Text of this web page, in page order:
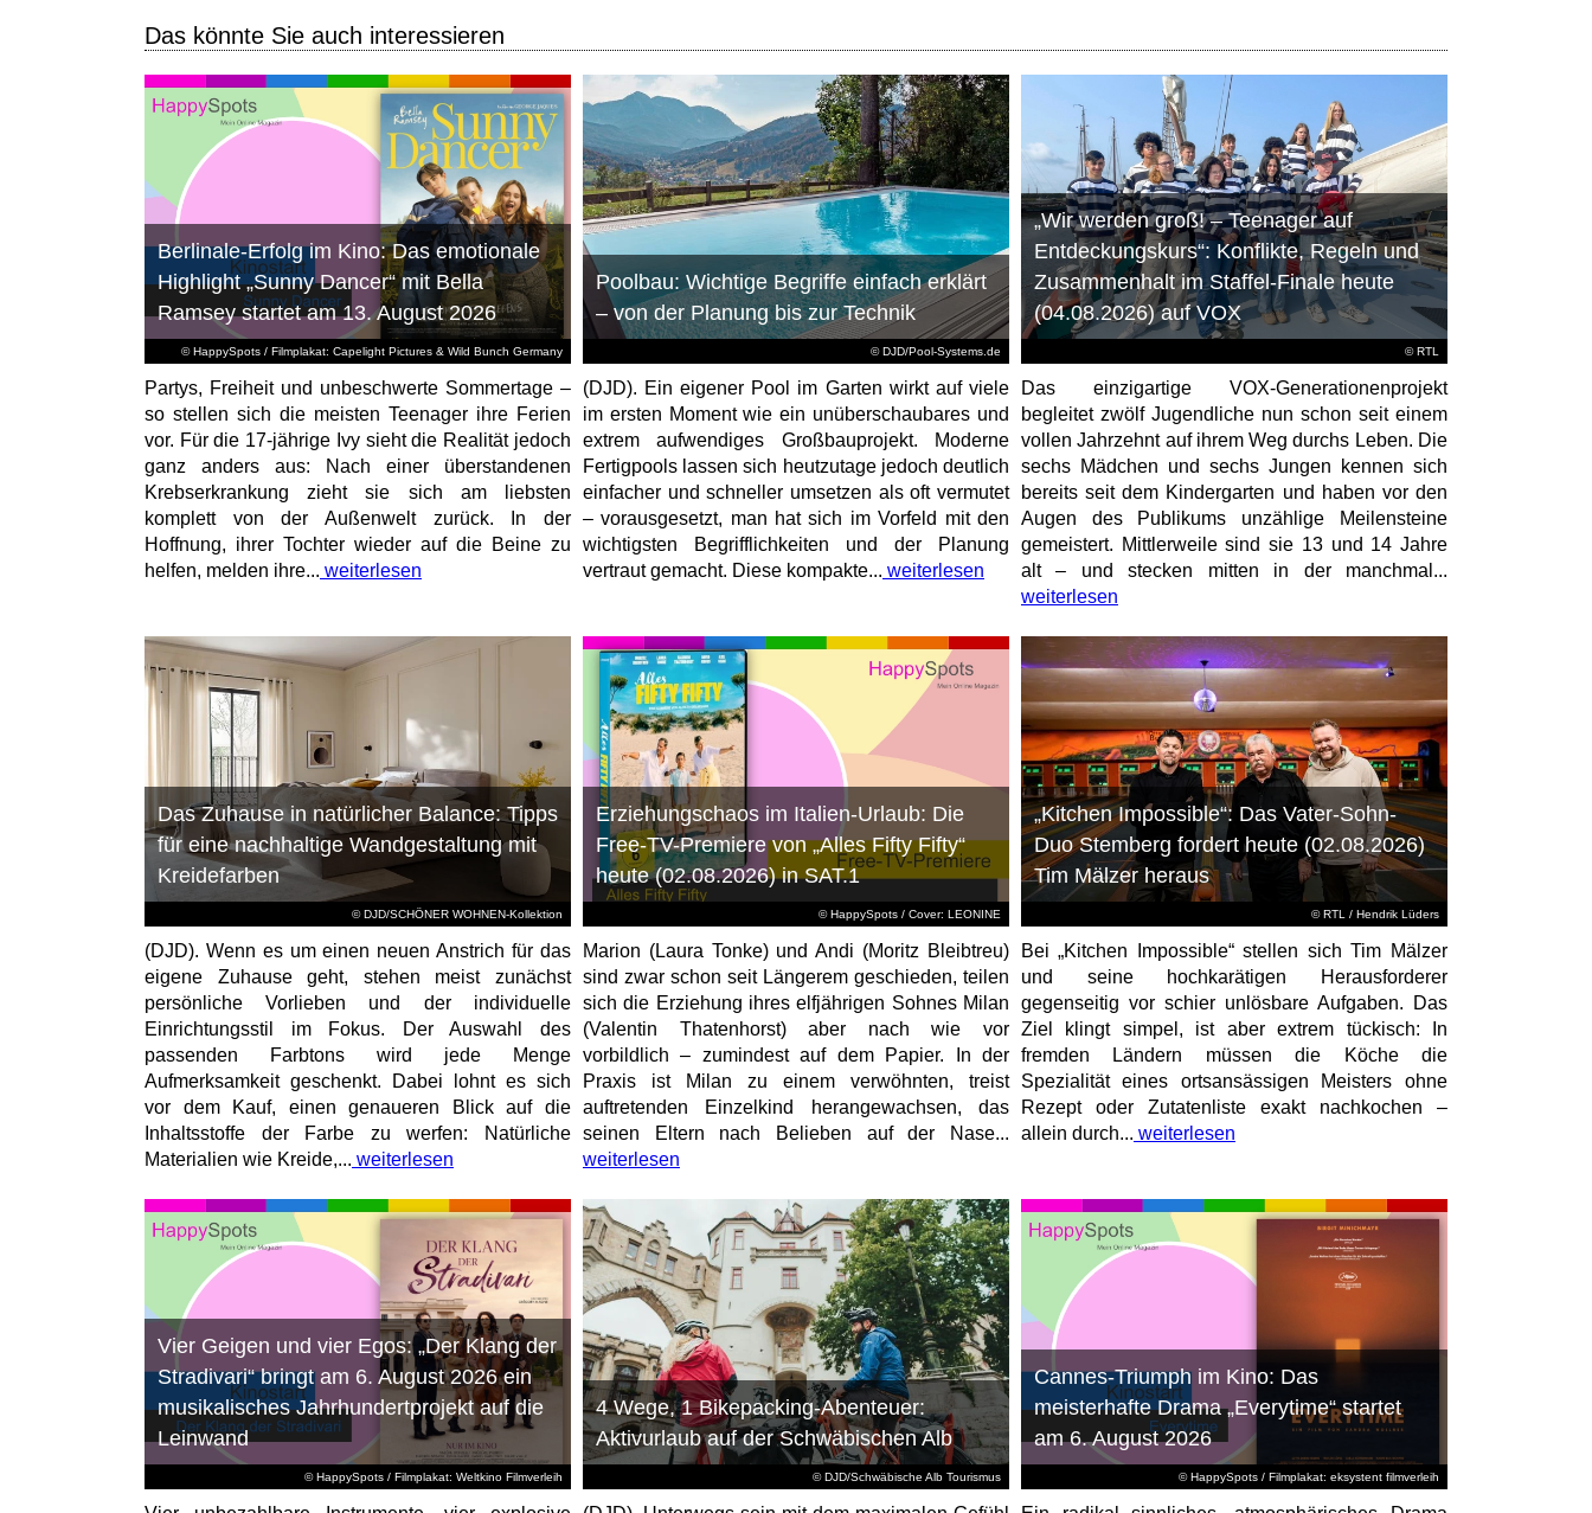
Das könnte Sie auch interessieren
© HappySpots / Filmplakat: Capelight Pictures & Wild Bunch Germany
Berlinale-Erfolg im Kino: Das emotionale
Highlight „Sunny Dancer“ mit Bella
Ramsey startet am 13. August 2026
Partys, Freiheit und unbeschwerte Sommertage –
so stellen sich die meisten Teenager ihre Ferien
vor. Für die 17-jährige Ivy sieht die Realität jedoch
ganz anders aus: Nach einer überstandenen
Krebserkrankung zieht sie sich am liebsten
komplett von der Außenwelt zurück. In der
Hoffnung, ihrer Tochter wieder auf die Beine zu
helfen, melden ihre... weiterlesen
© DJD/Pool-Systems.de
Poolbau: Wichtige Begriffe einfach erklärt
– von der Planung bis zur Technik
(DJD). Ein eigener Pool im Garten wirkt auf viele
im ersten Moment wie ein unüberschaubares und
extrem aufwendiges Großbauprojekt. Moderne
Fertigpools lassen sich heutzutage jedoch deutlich
einfacher und schneller umsetzen als oft vermutet
– vorausgesetzt, man hat sich im Vorfeld mit den
wichtigsten Begrifflichkeiten und der Planung
vertraut gemacht. Diese kompakte... weiterlesen
© RTL
„Wir werden groß! – Teenager auf
Entdeckungskurs“: Konflikte, Regeln und
Zusammenhalt im Staffel-Finale heute
(04.08.2026) auf VOX
Das einzigartige VOX-Generationenprojekt
begleitet zwölf Jugendliche nun schon seit einem
vollen Jahrzehnt auf ihrem Weg durchs Leben. Die
sechs Mädchen und sechs Jungen kennen sich
bereits seit dem Kindergarten und haben vor den
Augen des Publikums unzählige Meilensteine
gemeistert. Mittlerweile sind sie 13 und 14 Jahre
alt – und stecken mitten in der manchmal...
weiterlesen
© DJD/SCHÖNER WOHNEN-Kollektion
Das Zuhause in natürlicher Balance: Tipps
für eine nachhaltige Wandgestaltung mit
Kreidefarben
(DJD). Wenn es um einen neuen Anstrich für das
eigene Zuhause geht, stehen meist zunächst
persönliche Vorlieben und der individuelle
Einrichtungsstil im Fokus. Der Auswahl des
passenden Farbtons wird jede Menge
Aufmerksamkeit geschenkt. Dabei lohnt es sich
vor dem Kauf, einen genaueren Blick auf die
Inhaltsstoffe der Farbe zu werfen: Natürliche
Materialien wie Kreide,... weiterlesen
© HappySpots / Cover: LEONINE
Erziehungschaos im Italien-Urlaub: Die
Free-TV-Premiere von „Alles Fifty Fifty“
heute (02.08.2026) in SAT.1
Marion (Laura Tonke) und Andi (Moritz Bleibtreu)
sind zwar schon seit Längerem geschieden, teilen
sich die Erziehung ihres elfjährigen Sohnes Milan
(Valentin Thatenhorst) aber nach wie vor
vorbildlich – zumindest auf dem Papier. In der
Praxis ist Milan zu einem verwöhnten, treist
auftretenden Einzelkind herangewachsen, das
seinen Eltern nach Belieben auf der Nase...
weiterlesen
© RTL/ Hendrik Lüders
„Kitchen Impossible“: Das Vater-Sohn-
Duo Stemberg fordert heute (02.08.2026)
Tim Mälzer heraus
Bei „Kitchen Impossible“ stellen sich Tim Mälzer
und seine hochkarätigen Herausforderer
gegenseitig vor schier unlösbare Aufgaben. Das
Ziel klingt simpel, ist aber extrem tückisch: In
fremden Ländern müssen die Köche die
Spezialität eines ortsansässigen Meisters ohne
Rezept oder Zutatenliste exakt nachkochen –
allein durch... weiterlesen
© HappySpots / Filmplakat: Weltkino Filmverleih
Vier Geigen und vier Egos: „Der Klang der
Stradivari“ bringt am 6. August 2026 ein
musikalisches Jahrhundertprojekt auf die
Leinwand
© DJD/Schwäbische Alb Tourismus
4 Wege, 1 Bikepacking-Abenteuer:
Aktivurlaub auf der Schwäbischen Alb
© HappySpots / Filmplakat: eksystent filmverleih
Cannes-Triumph im Kino: Das
meisterhafte Drama „Everytime“ startet
am 6. August 2026